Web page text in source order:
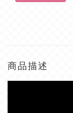
商品描述